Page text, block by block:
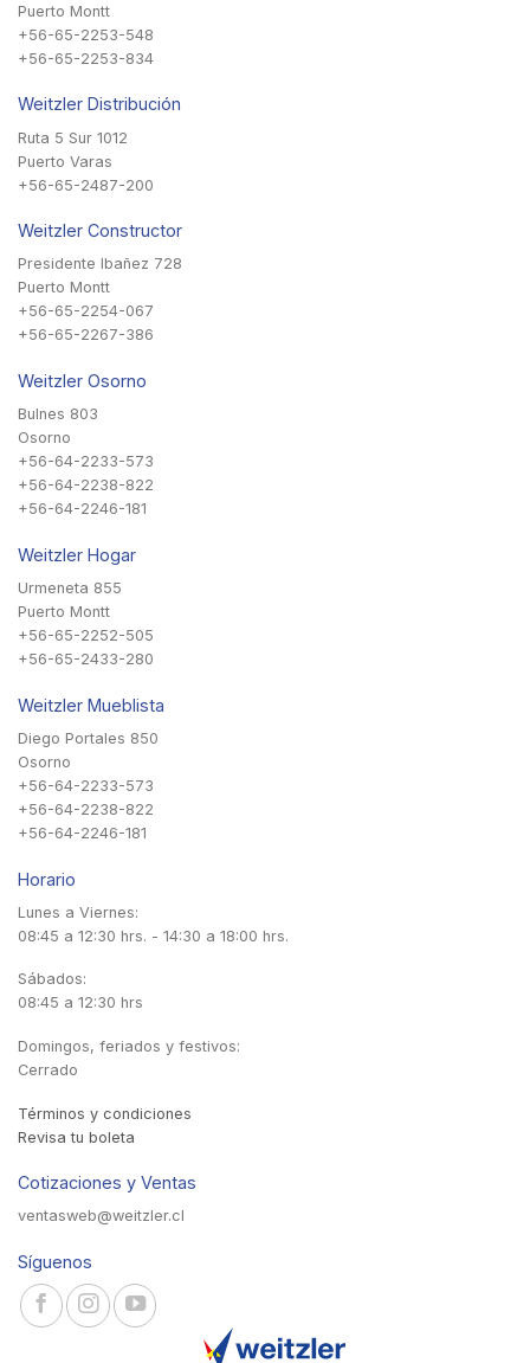
Puerto Montt
+56-65-2253-548
+56-65-2253-834
Weitzler Distribución
Ruta 5 Sur 1012
Puerto Varas
+56-65-2487-200
Weitzler Constructor
Presidente Ibañez 728
Puerto Montt
+56-65-2254-067
+56-65-2267-386
Weitzler Osorno
Bulnes 803
Osorno
+56-64-2233-573
+56-64-2238-822
+56-64-2246-181
Weitzler Hogar
Urmeneta 855
Puerto Montt
+56-65-2252-505
+56-65-2433-280
Weitzler Mueblista
Diego Portales 850
Osorno
+56-64-2233-573
+56-64-2238-822
+56-64-2246-181
Horario
Lunes a Viernes:
08:45 a 12:30 hrs. - 14:30 a 18:00 hrs.
Sábados:
08:45 a 12:30 hrs
Domingos, feriados y festivos:
Cerrado
Términos y condiciones
Revisa tu boleta
Cotizaciones y Ventas
ventasweb@weitzler.cl
Síguenos